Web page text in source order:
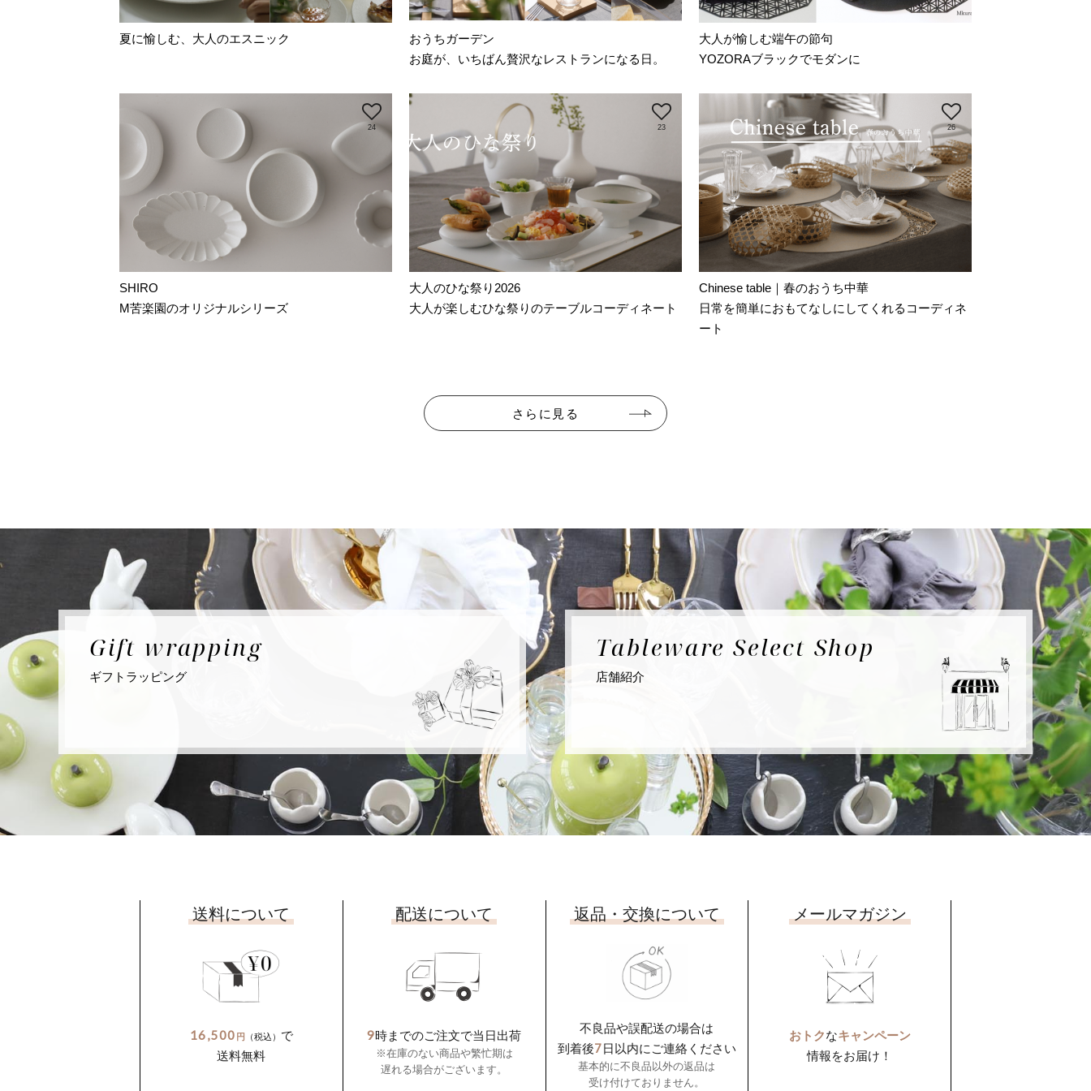
夏に愉しむ、大人のエスニック
おうちガーデン
お庭が、いちばん贅沢なレストランになる日。
大人が愉しむ端午の節句
YOZORAブラックでモダンに
24
SHIRO
M苦楽園のオリジナルシリーズ
23
大人のひな祭り2026
大人が楽しむひな祭りのテーブルコーディネート
26
Chinese table｜春のおうち中華
日常を簡単におもてなしにしてくれるコーディネ
ート
さらに見る
Gift wrapping
ギフト ラッピング
TablewareSelect Shop
店舗紹介
送料について
16,500 円 （税込） で
送料無料
配送について
9時までのご注文で当日出荷
※在庫のない商品や繁忙期は
遅れる場合がございます。
返品・交換について
不良品や誤配送の場合は
到着後7日以内にご連絡ください
基本的に不良品以外の返品は
受け付けておりません。
メールマガジン
おトクなキャンペーン
情報をお届け！